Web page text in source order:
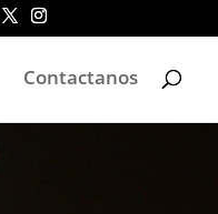
Contactanos